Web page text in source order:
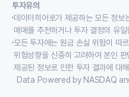
투자유의
데이터히어로가 제공하는 모든 정보
매매를 추천하거나 투자 결정의 유
모든 투자에는 원금 손실 위험이 따
위험성향을 신중히 고려하여 본인
제공된 정보로 인한 투자 결과에 대
Data Powered by NASDAQ